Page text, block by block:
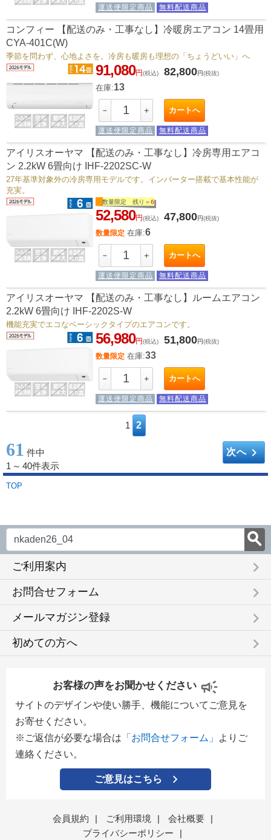
運送便限定商品 無料配送商品
コンフィー 【配送のみ・工事なし】冷暖房エアコン 14畳用
CYA-401C(W)
季節を問わず、心地よさを。冷房も暖房も理想の「ちょうどいい」へ
91,080円(税込) 82,800円(税抜)
在庫:13
－ ＋ カートへ
運送便限定商品 無料配送商品
アイリスオーヤマ 【配送のみ・工事なし】冷房専用エアコ
ン 2.2kW 6畳向け IHF-2202SC-W
27年基準対象外の冷房専用モデルです。インバーター搭載で基本性能が
充実。
数量限定 残り＝6
52,580円(税込) 47,800円(税抜)
数量限定 在庫:6
－ ＋ カートへ
運送便限定商品 無料配送商品
アイリスオーヤマ 【配送のみ・工事なし】ルームエアコン
2.2kW 6畳向け IHF-2202S-W
機能充実でエコなベーシックタイプのエアコンです。
56,980円(税込) 51,800円(税抜)
数量限定 在庫:33
－ ＋ カートへ
運送便限定商品 無料配送商品
1 2
61 件中
1 ～ 40件表示
次へkeyboard_arrow_right
TOP
ご利用案内 keyboard_arrow_right
お問合せフォーム keyboard_arrow_right
メールマガジン登録 keyboard_arrow_right
初めての方へ keyboard_arrow_right
お客様の声をお聞かせください
サイトのデザインや使い勝手、機能についてご意見を
お寄せください。
※ご返信が必要な場合は 「お問合せフォーム」
よりご
連絡ください。
ご意見はこちら
会員規約 | ご利用環境 | 会社概要
|
プライバシーポリシー
|